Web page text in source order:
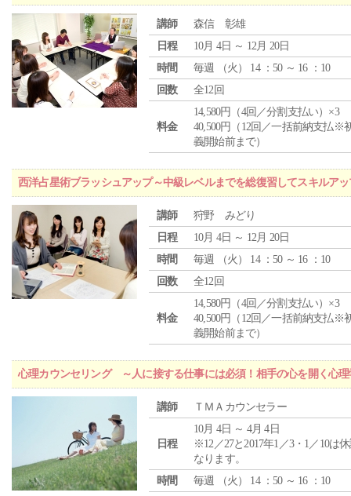
講師
森信 彰雄
日程
10月 4日 ～ 12月 20日
時間
毎週 （火 ） 14 ：50 ～ 16 ：10
回数
全12回
料金
14,580円（4回／分割支払い）×3
40,500円（12回／一括前納支払※
義開始前まで）
西洋占星術ブラッシュアップ～中級レベルまでを総復習してスキルア
講師
狩野 みどり
日程
10月 4日 ～ 12月 20日
時間
毎週 （火 ） 14 ：50 ～ 16 ：10
回数
全12回
料金
14,580円（4回／分割支払い）×3
40,500円（12回／一括前納支払※
義開始前まで）
心理カウンセリング ～人に接する仕事には必須！相手の心を開く心理
講師 ＴＭＡカウンセラー
日程
10月 4日 ～ 4月 4日
※12／27と2017年1／3・1／10は
なります。
時間
毎週 （火 ） 14 ：50 ～ 16 ：10